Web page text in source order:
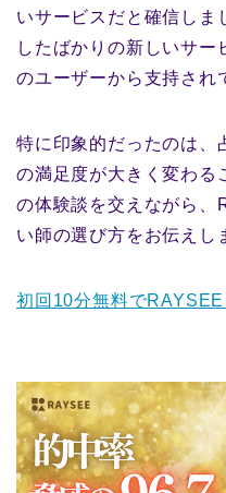
いサービスだと確信しま
したばかりの新しいサー
のユーザーから支持され
特に印象的だったのは、
の満足度が大きく変わる
の体験談を交えながら、
い師の選び方をお伝えし
初回10分無料でRAYSEE